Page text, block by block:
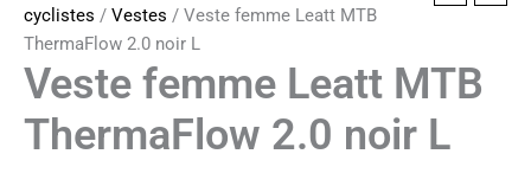
cyclistes / Vestes / Veste femme Leatt MTB
ThermaFlow 2.0 noir L
Veste femme Leatt MTB
ThermaFlow 2.0 noir L